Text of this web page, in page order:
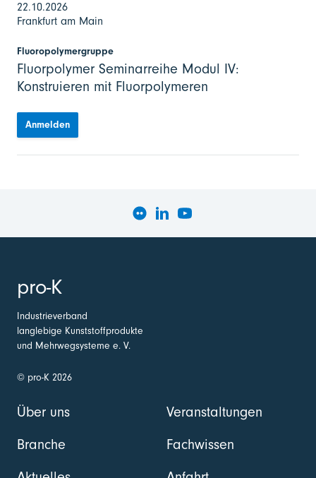
22.10.2026
Frankfurt am Main
Fluoropolymergruppe
Fluorpolymer Seminarreihe Modul IV:
Konstruieren mit Fluorpolymeren
Anmelden
pro-K
Industrieverband
langlebige Kunststoffprodukte
und Mehrwegsysteme e. V.
© pro-K 2026
Über uns
Branche
Veranstaltungen
Fachwissen